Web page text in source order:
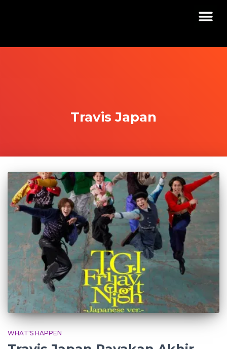
Travis Japan
WHAT'S HAPPEN